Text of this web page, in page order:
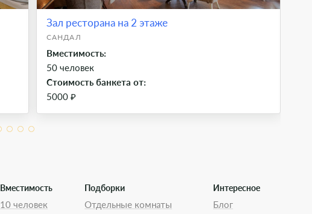
Зал ресторана на 2 этаже
САНДАЛ
Вместимость:
50 человек
Стоимость банкета от:
5000 ₽
Вместимость
10 человек
Подборки
Отдельные комнаты
Интересное
Блог